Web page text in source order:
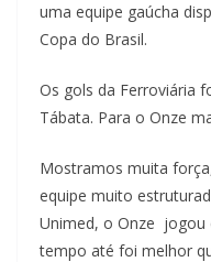
uma equipe gaúcha
Copa do Brasil.
Os gols da Ferroviária
Tábata. Para o Onze
Mostramos muita
equipe muito
Unimed, o Onze jogou
tempo até foi melhor